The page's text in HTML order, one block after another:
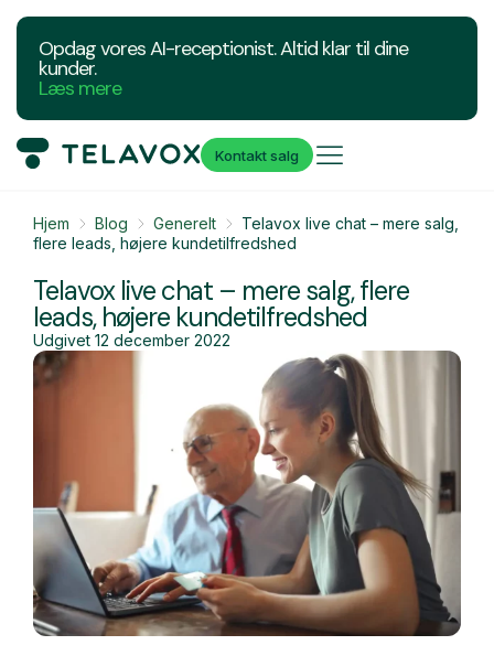
Opdag vores AI-receptionist. Altid klar til dine
kunder.
Læs mere
Kontakt salg
Hjem Blog Generelt
Telavox live chat – mere salg,
flere leads, højere kundetilfredshed
Telavox live chat – mere salg, flere
leads, højere kundetilfredshed
Udgivet 12 december 2022